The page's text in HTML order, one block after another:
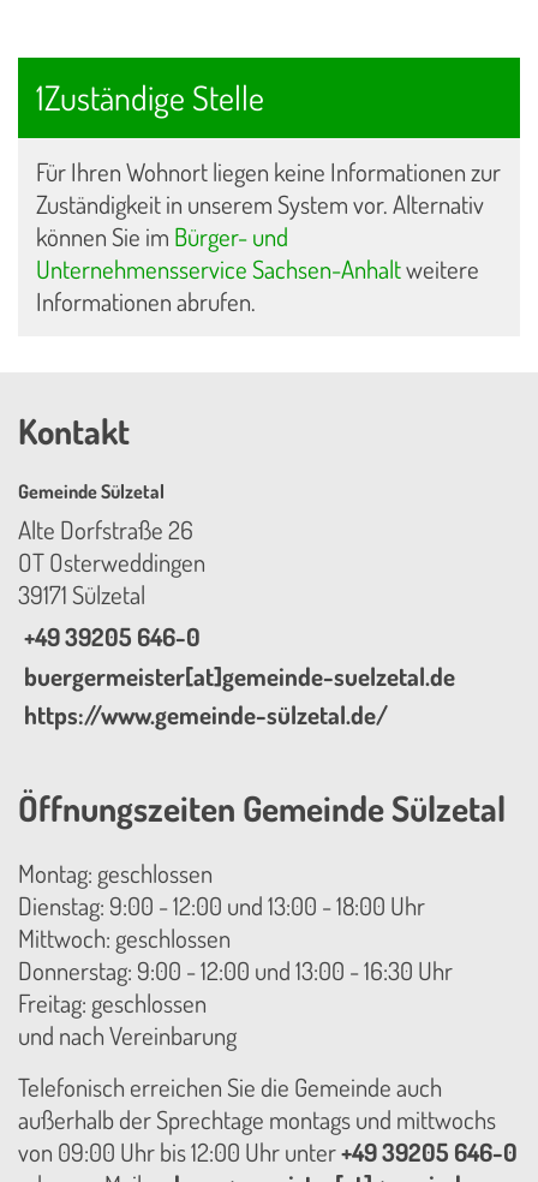
1Zuständige Stelle
Für Ihren Wohnort liegen keine Informationen zur
Zuständigkeit in unserem System vor. Alternativ
können Sie im Bürger- und
Unternehmensservice Sachsen-Anhaltweitere
Informationen abrufen.
Kontakt
Gemeinde Sülzetal
Alte Dorfstraße 26
OT Osterweddingen
39171 Sülzetal
+49 39205 646-0
buergermeister[at]gemeinde-suelzetal.de
https://www.gemeinde-sülzetal.de/
Öffnungszeiten Gemeinde Sülzetal
Montag: geschlossen
Dienstag: 9:00 - 12:00 und 13:00 - 18:00 Uhr
Mittwoch: geschlossen
Donnerstag: 9:00 - 12:00 und 13:00 - 16:30 Uhr
Freitag: geschlossen
und nach Vereinbarung
Telefonisch erreichen Sie die Gemeinde auch
außerhalb der Sprechtage montags und mittwochs
von 09:00 Uhr bis 12:00 Uhr unter+49 39205 646-0